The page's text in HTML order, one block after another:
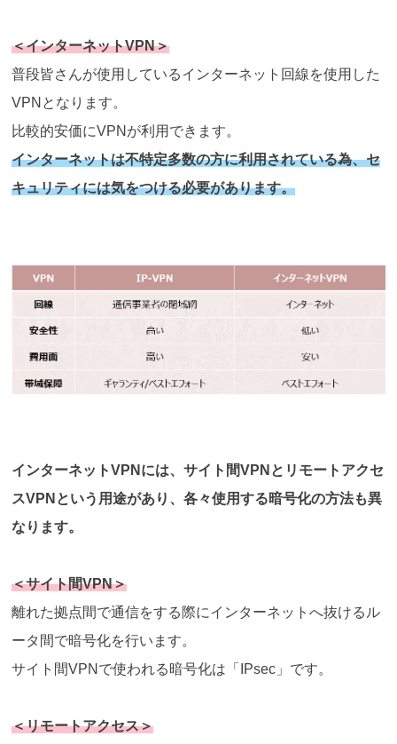
＜インターネットVPN＞
普段皆さんが使用しているインターネット回線を使用した
VPNとなります。
比較的安価にVPNが利用できます。
インターネットは不特定多数の方に利用されている為、セ
キュリティには気をつける必要があります。
インターネットVPNには、サイト間VPNとリモートアクセ
スVPNという用途があり、各々使用する暗号化の方法も異
なります。
＜サイト間VPN＞
離れた拠点間で通信をする際にインターネットへ抜けるル
ータ間で暗号化を行います。
サイト間VPNで使われる暗号化は「IPsec」です。
＜リモートアクセス＞